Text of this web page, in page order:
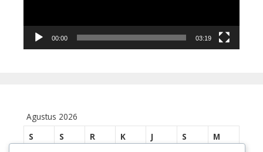
00:00 03:19
Agustus 2026
S
S R K J S
M